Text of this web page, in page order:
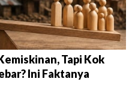
Tapi Kok
Ini Faktanya